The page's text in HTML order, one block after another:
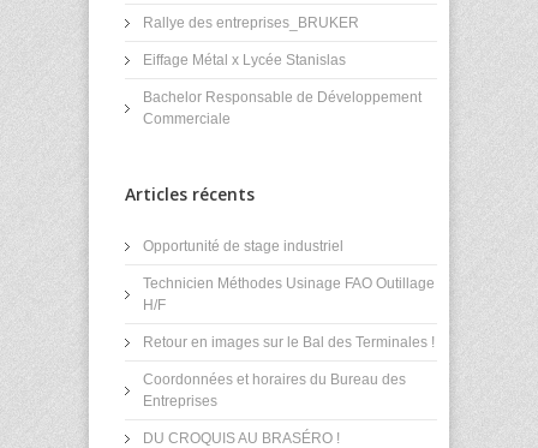
Rallye des entreprises_BRUKER
Eiffage Métal x Lycée Stanislas
Bachelor Responsable de Développement
Commerciale
Articles récents
Opportunité de stage industriel
Technicien Méthodes Usinage FAO Outillage
H/F
Retour en images sur le Bal des Terminales !
Coordonnées et horaires du Bureau des
Entreprises
DU CROQUIS AU BRASÉRO !